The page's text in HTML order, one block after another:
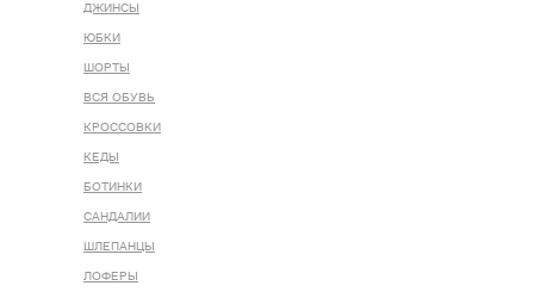
ДЖИНСЫ
ЮБКИ
ШОРТЫ
ВСЯ ОБУВЬ
КРОССОВКИ
КЕДЫ
БОТИНКИ
САНДАЛИИ
ШЛЕПАНЦЫ
ЛОФЕРЫ